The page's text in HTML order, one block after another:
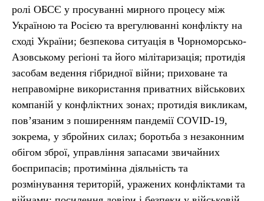
ролі ОБСЄ у просуванні мирного процесу між
Україною та Росією та врегулюванні конфлікту на
сході України; безпекова ситуація в Чорноморсько-
Азовському регіоні та його мілітаризація; протидія
засобам ведення гібридної війни; приховане та
неправомірне використання приватних військових
компаній у конфліктних зонах; протидія викликам,
пов’язаним з поширенням пандемії COVID-19,
зокрема, у збройних силах; боротьба з незаконним
обігом зброї, управління запасами звичайних
боєприпасів; протимінна діяльність та
розмінування територій, уражених конфліктами та